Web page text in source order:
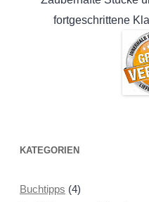
fortgeschrittene
KATEGORIEN
Buchtipps (4)